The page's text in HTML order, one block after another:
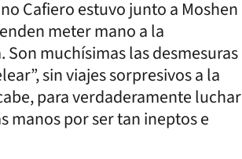
Cafiero estuvo junto a Moshen
meter mano a la
muchísimas las desmesuras
sin viajes sorpresivos a la
para verdaderamente luchar
manos por ser tan ineptos e